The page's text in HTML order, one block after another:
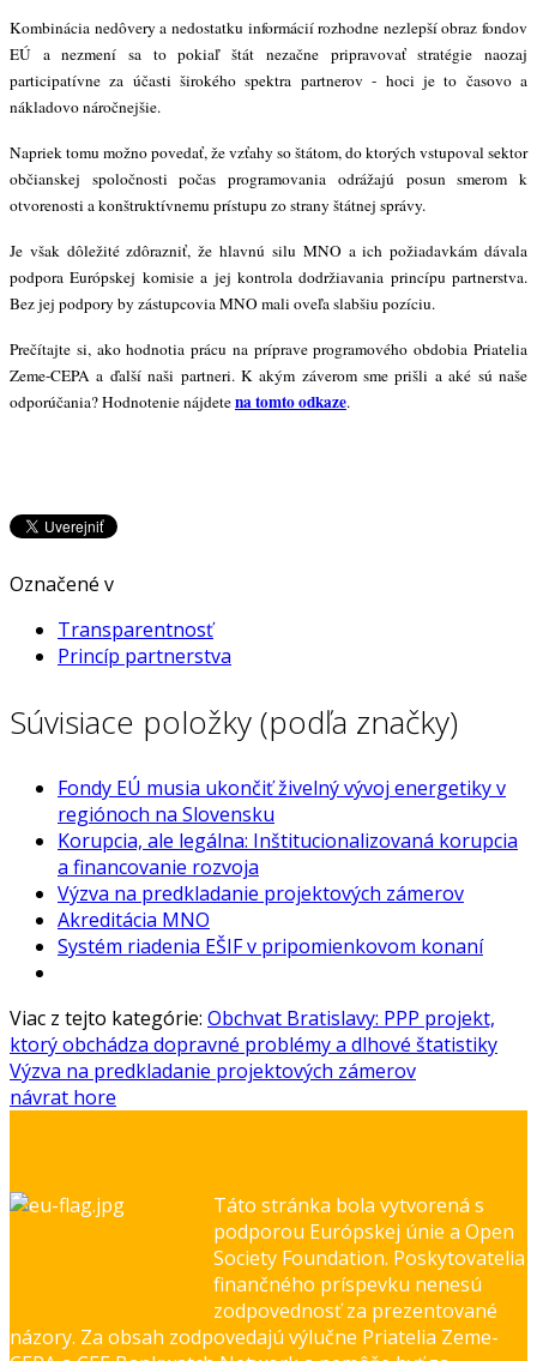
Kombinácia nedôvery a nedostatku informácií rozhodne nezlepší obraz fondov
EÚ a nezmení sa to pokiaľ štát nezačne pripravovať stratégie naozaj
participatívne za účasti širokého spektra partnerov - hoci je to časovo a
nákladovo náročnejšie.
Napriek tomu možno povedať, že vzťahy so štátom, do ktorých vstupoval sektor
občianskej spoločnosti počas programovania odrážajú posun smerom k
otvorenosti a konštruktívnemu prístupu zo strany štátnej správy.
Je však dôležité zdôrazniť, že hlavnú silu MNO a ich požiadavkám dávala
podpora Európskej komisie a jej kontrola dodržiavania princípu partnerstva.
Bez jej podpory by zástupcovia MNO mali oveľa slabšiu pozíciu.
Prečítajte si, ako hodnotia prácu na príprave programového obdobia Priatelia
Zeme-CEPA a ďalší naši partneri. K akým záverom sme prišli a aké sú naše
odporúčania? Hodnotenie nájdetena tomto odkaze.
Označené v
Transparentnosť
Princíp partnerstva
Súvisiace položky (podľa značky)
Fondy EÚ musia ukončiť živelný vývoj energetiky v
regiónoch na Slovensku
Korupcia, ale legálna: Inštitucionalizovaná korupcia
a financovanie rozvoja
Výzva na predkladanie projektových zámerov
Akreditácia MNO
Systém riadenia EŠIF v pripomienkovom konaní
Viac z tejto kategórie: Obchvat Bratislavy: PPP projekt,
ktorý obchádza dopravné problémy a dlhové štatistiky
Výzva na predkladanie projektových zámerov
návrat hore
Táto stránka bola vytvorená s
podporou Európskej únie a Open
Society Foundation. Poskytovatelia
finančného príspevku nenesú
zodpovednosť za prezentované
názory. Za obsah zodpovedajú výlučne Priatelia Zeme-